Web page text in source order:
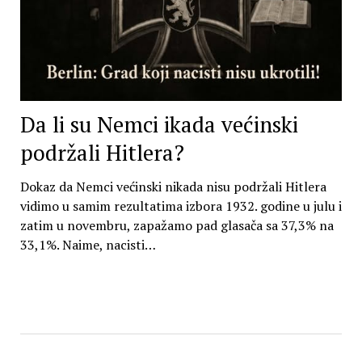
Da li su Nemci ikada većinski
podržali Hitlera?
Dokaz da Nemci većinski nikada nisu podržali Hitlera
vidimo u samim rezultatima izbora 1932. godine u julu i
zatim u novembru, zapažamo pad glasača sa 37,3% na
33,1%. Naime, nacisti…